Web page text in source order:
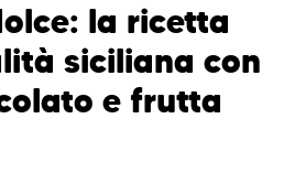
la ricetta
siciliana con
e frutta